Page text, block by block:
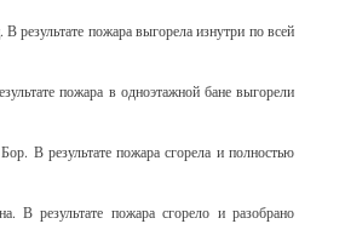
пожара выгорела изнутри по всей
пожара в одноэтажной бане выгорели
В результате пожара сгорела и полностью
результате пожара сгорело и разобрано